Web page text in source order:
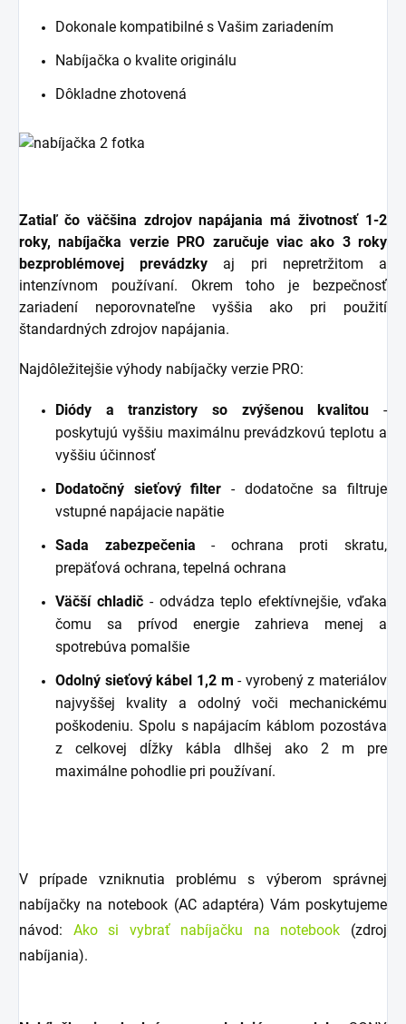
Dokonale kompatibilné s Vašim zariadením
Nabíjačka o kvalite originálu
Dôkladne zhotovená
Zatiaľ čo väčšina zdrojov napájania má životnosť 1-2
roky, nabíjačka verzie PRO zaručuje viac ako 3 roky
bezproblémovej prevádzky aj pri nepretržitom a
intenzívnom používaní. Okrem toho je bezpečnosť
zariadení neporovnateľne vyššia ako pri použití
štandardných zdrojov napájania.
Najdôležitejšie výhody nabíjačky verzie PRO:
Diódy a tranzistory so zvýšenou kvalitou -
poskytujú vyššiu maximálnu prevádzkovú teplotu a
vyššiu účinnosť
Dodatočný sieťový filter - dodatočne sa filtruje
vstupné napájacie napätie
Sada zabezpečenia - ochrana proti skratu,
prepäťová ochrana, tepelná ochrana
Väčší chladič- odvádza teplo efektívnejšie, vďaka
čomu sa prívod energie zahrieva menej a
spotrebúva pomalšie
Odolný sieťový kábel 1,2 m - vyrobený z materiálov
najvyššej kvality a odolný voči mechanickému
poškodeniu. Spolu s napájacím káblom pozostáva
z celkovej dĺžky kábla dlhšej ako 2 m pre
maximálne pohodlie pri používaní.
V prípade vzniknutia problému s výberom správnej
nabíjačky na notebook (AC adaptéra) Vám poskytujeme
návod: Ako si vybrať nabíjačku na notebook (zdroj
nabíjania).